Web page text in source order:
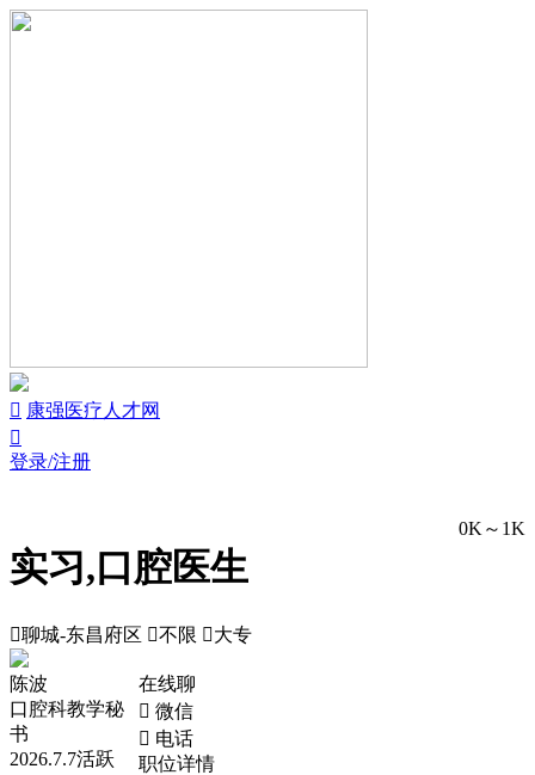
 康强医疗人才网

登录/注册
实习,口腔医生
0K～1K
聊城-东昌府区 不限 大专
陈波
口腔科教学秘
书
2026.7.7活跃
在线聊
 微信
 电话
职位详情